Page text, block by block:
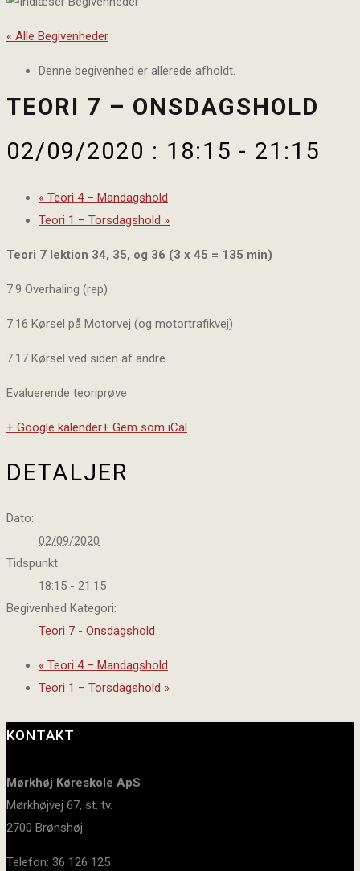
« Alle Begivenheder
Denne begivenhed er allerede afholdt.
TEORI 7 – ONSDAGSHOLD
02/09/2020 : 18:15 - 21:15
« Teori 4 – Mandagshold
Teori 1 – Torsdagshold »
Teori 7 lektion 34, 35, og 36 (3 x 45 = 135 min)
7.9 Overhaling (rep)
7.16 Kørsel på Motorvej (og motortrafikvej)
7.17 Kørsel ved siden af andre
Evaluerende teoriprøve
+ Google kalender+ Gem som iCal
DETALJER
Dato:
02/09/2020
Tidspunkt:
18:15 - 21:15
Begivenhed Kategori:
Teori 7 - Onsdagshold
« Teori 4 – Mandagshold
Teori 1 – Torsdagshold »
KONTAKT
Mørkhøj Køreskole ApS
Mørkhøjvej 67, st. tv.
2700 Brønshøj
Telefon: 36 126 125